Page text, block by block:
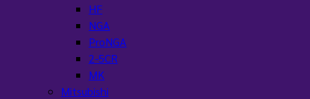
HF
NGA
ProNGA
2-5CR
MK
Mitsubishi